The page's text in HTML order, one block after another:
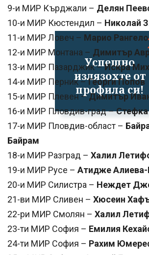
Успешно
излязохте от
профила си!
9-и МИР Кърджали – Делян
10-и МИР Кюстендил – Николай
11-и МИР Ловеч – Марио
12-и МИР Монтана – Димитър
13-и МИР Пазарджик –Искра
14-и МИР Перник –Георги Попов
15-и МИР Плевен –Димитър
16-и МИР Пловдив-град –
17-и МИР Пловдив-област –
Байрам
18-и МИР Разград – Халил
19-и МИР Русе – Атидже Алиева-
20-и МИР Силистра – Неждет
21-ви МИР Сливен – Хюсеин
22-ри МИР Смолян – Халил
23-ти МИР София – Емилия
24-ти МИР София – Рахим